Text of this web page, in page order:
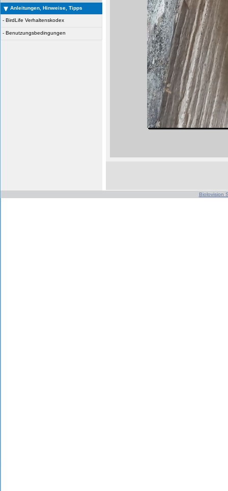
Anleitungen, Hinweise, Tipps
- BirdLife Verhaltenskodex
- Benutzungsbedingungen
Biolovision